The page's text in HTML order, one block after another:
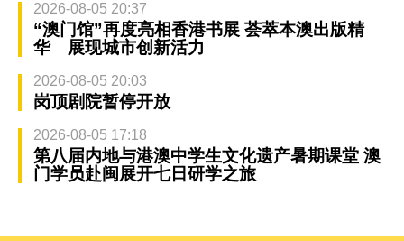
2026-08-05 20:37
“澳门馆”再度亮相香港书展 荟萃本澳出版精
华 展现城市创新活力
2026-08-05 20:03
岗顶剧院暂停开放
2026-08-05 17:18
第八届内地与港澳中学生文化遗产暑期课堂 澳
门学员赴闽展开七日研学之旅